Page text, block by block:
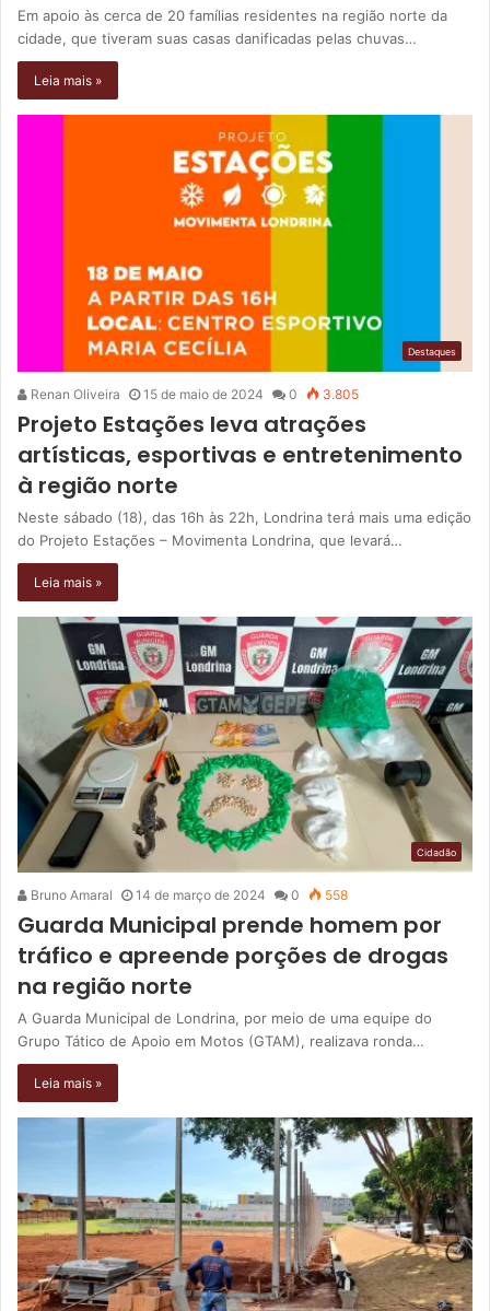
Em apoio às cerca de 20 famílias residentes na região norte da
cidade, que tiveram suas casas danificadas pelas chuvas…
Leia mais »
Destaques
Renan Oliveira 15 de maio de 2024 0 3.805
Projeto Estações leva atrações
artísticas, esportivas e entretenimento
à região norte
Neste sábado (18), das 16h às 22h, Londrina terá mais uma edição
do Projeto Estações – Movimenta Londrina, que levará…
Leia mais »
Cidadão
Bruno Amaral 14 de março de 2024 0 558
Guarda Municipal prende homem por
tráfico e apreende porções de drogas
na região norte
A Guarda Municipal de Londrina, por meio de uma equipe do
Grupo Tático de Apoio em Motos (GTAM), realizava ronda…
Leia mais »